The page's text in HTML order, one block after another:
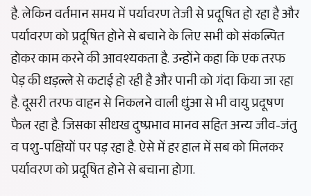
है. लेकिन वर्तमान समय में पर्यावरण तेजी से प्रदूषित हो रहा है और
पर्यावरण को प्रदूषित होने से बचाने के लिए सभी को संकल्पित
होकर काम करने की आवश्यकता है. उन्होंने कहा कि एक तरफ
पेड़ की धड़ल्ले से कटाई हो रही है और पानी को गंदा किया जा रहा
है. दूसरी तरफ वाहन से निकलने वाली धुंआ से भी वायु प्रदूषण
फैल रहा है. जिसका सीधख दुष्प्रभाव मानव सहित अन्य जीव-जंतु
व पशु-पक्षियों पर पड़ रहा है. ऐसे में हर हाल में सब को मिलकर
पर्यावरण को प्रदूषित होने से बचाना होगा.